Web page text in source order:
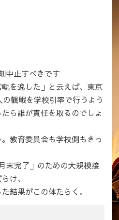
中止すべきです
を逸した」と云えば、東京
観戦を学校引率で行うよう
ら誰が責任を取るのでしょ
教育委員会も学校側もきっ
末完了」のための大規模接
け、
結果がこの体たらく。